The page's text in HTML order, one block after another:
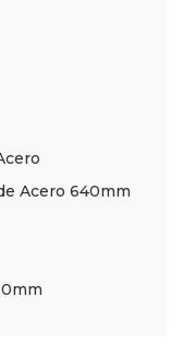
Acero 640mm